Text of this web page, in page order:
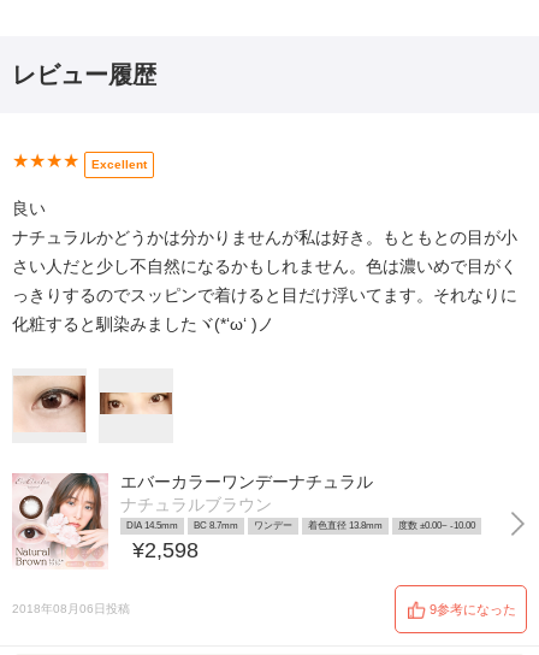
レビュー履歴
★★★★ Excellent
良い
ナチュラルかどうかは分かりませんが私は好き。もともとの目が小
さい人だと少し不自然になるかもしれません。色は濃いめで目がく
っきりするのでスッピンで着けると目だけ浮いてます。それなりに
化粧すると馴染みましたヾ(*‘ω‘ )ノ
エバーカラーワンデーナチュラル
ナチュラルブラウン
DIA 14.5mm BC 8.7mm ワンデー 着色直径 13.8mm 度数 ±0.00~ -10.00
¥2,598
2018年08月06日投稿 9参考になった